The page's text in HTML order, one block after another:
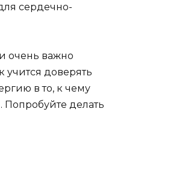
сердечно-
очень важно
учится доверять
в то, к чему
Попробуйте делать